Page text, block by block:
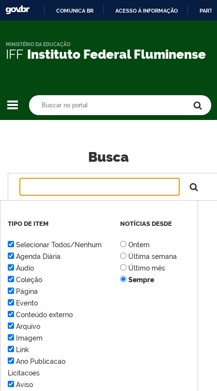
CONTEÚDO
COMUNICA BR ACESSO À INFORMAÇÃO
IFF Instituto Federal Fluminense
MINISTÉRIO DA EDUCAÇÃO
Busca
TIPO DE ITEM
Selecionar Todos/Nenhum
Agenda Diária
Áudio
Coleção
Página
Evento
Conteúdo externo
Arquivo
Imagem
Link
Ano Publicacao
Licitacoes
Aviso
NOTÍCIAS DESDE
Ontem
Última semana
Último mês
Sempre